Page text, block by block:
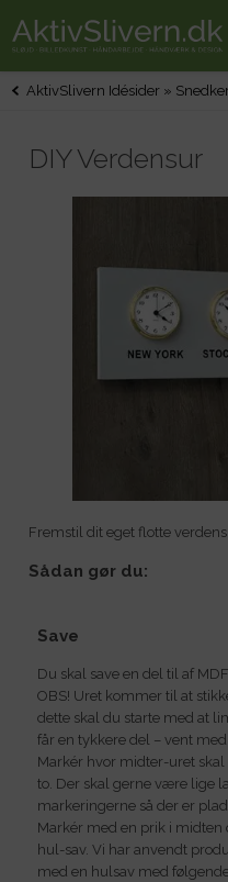
AktivSlivern Idésider »
DIY Verdensur
Fremstil dit eget flotte
Sådan gør du:
Save
Du skal save en del til af
OBS! Uret kommer til at
dette skal du starte med at
får en tykkere del – vent
Markér hvor midter-uret
to. Der skal gerne være lige
markeringerne så der er
Markér med en prik i
hul-sav. Vi har anvendt
med en hulsav med